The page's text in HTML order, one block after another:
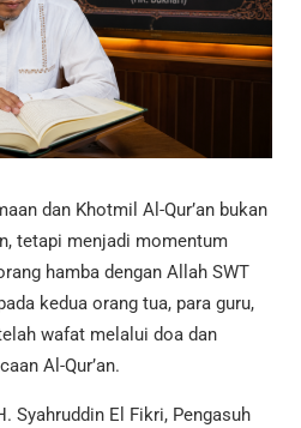
dan Khotmil Al-Qur’an bukan
tetapi menjadi momentum
hamba dengan Allah SWT
kedua orang tua, para guru,
wafat melalui doa dan
Al-Qur’an.
Syahruddin El Fikri, Pengasuh